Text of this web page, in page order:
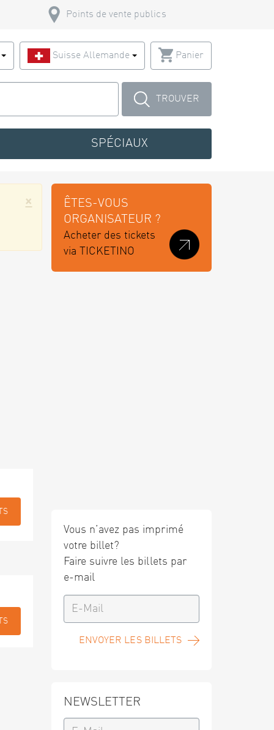
Points de vente publics
Suisse Allemande Panier
TROUVER
SPÉCIAUX
×
ÊTES-VOUS
ORGANISATEUR ?
Acheter des tickets
via TICKETINO
Vous n’avez pas imprimé
votre billet?
Faire suivre les billets par
e-mail
ENVOYER LES BILLETS
NEWSLETTER